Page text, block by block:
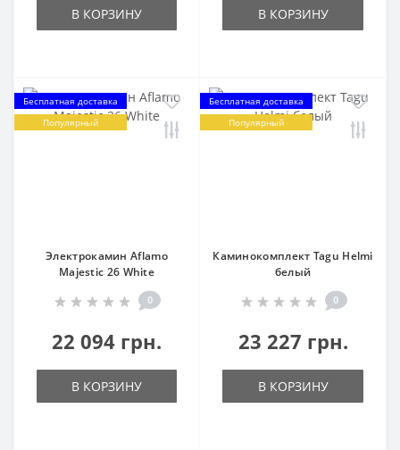
В КОРЗИНУ В КОРЗИНУ
Бесплатная доставка
Популярный
Электрокамин Aflamo
Majestic 26 White
0
22 094 грн.
В КОРЗИНУ
Бесплатная доставка
Популярный
Каминокомплект Tagu Helmi
белый
0
23 227 грн.
В КОРЗИНУ